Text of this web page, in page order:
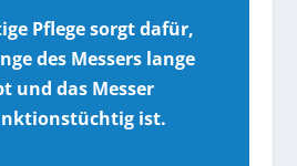
Pflege sorgt dafür,
des Messers lange
und das Messer
ist.